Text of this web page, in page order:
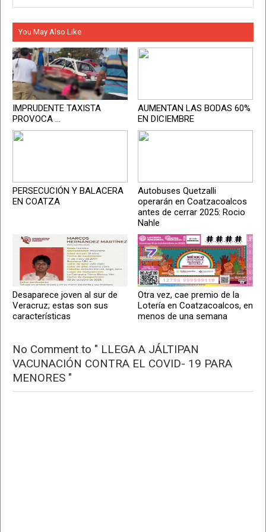
You May Also Like
IMPRUDENTE TAXISTA
PROVOCA ...
AUMENTAN LAS BODAS 60%
EN DICIEMBRE
PERSECUCIÓN Y BALACERA
EN COATZA
Autobuses Quetzalli
operarán en Coatzacoalcos
antes de cerrar 2025: Rocio
Nahle
Desaparece joven al sur de
Veracruz; estas son sus
características
Otra vez, cae premio de la
Lotería en Coatzacoalcos, en
menos de una semana
No Comment to " LLEGA A JÁLTIPAN
VACUNACIÓN CONTRA EL COVID- 19 PARA
MENORES "